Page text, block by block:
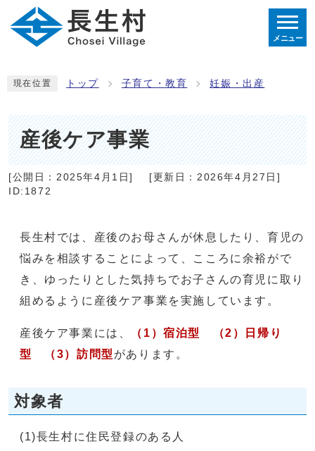
メニュー
現在位置 トップ 子育て・教育 妊娠・出産
産後ケア事業
[公開日： 2025年4月1日] [更新日：2026年4月27日]
ID:1872
長生村では、産後のお母さんが休息したり、育児の
悩みを相談することによって、こころに余裕がで
き、ゆったりとした気持ちでお子さんの育児に取り
組めるように産後ケア事業を実施しています。
産後ケア事業には、
（1）宿泊型 （2）日帰り
型 （3）訪問型 があります。
対象者
(1)長生村に住民登録のある人